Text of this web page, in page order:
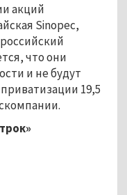
акций
Sinopec,
российский
что они
и не будут
19,5